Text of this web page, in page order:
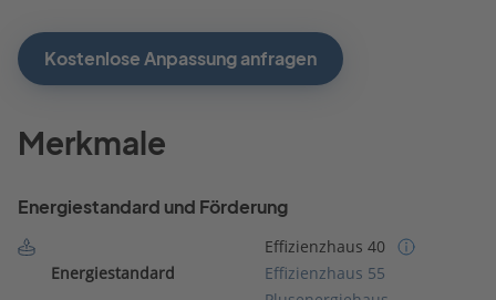
Kostenlose Anpassung anfragen
Merkmale
Energiestandard und Förderung
Energiestandard
Effizienzhaus 40
Effizienzhaus 55